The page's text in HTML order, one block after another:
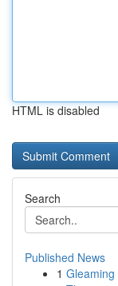
HTML is disabled
Search
Published News
1